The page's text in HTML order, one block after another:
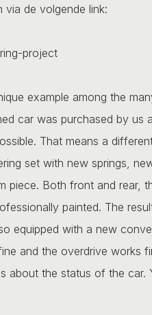
via de volgende link:
project
example among the
car was purchased by us
That means a
set with new springs,
piece. Both front and rear,
painted. The
equipped with a new
and the overdrive works
about the status of the